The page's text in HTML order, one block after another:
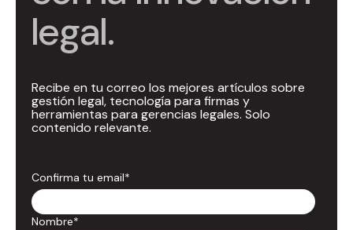
legal.
Recibe en tu correo los mejores artículos sobre
gestión legal, tecnología para firmas y
herramientas para gerencias legales. Solo
contenido relevante.
Confirma tu email*
Nombre*